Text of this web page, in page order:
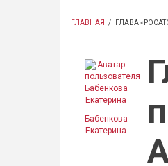
ГЛАВНАЯ / ГЛАВА
Бабенкова
Екатерина